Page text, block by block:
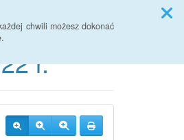
chwili możesz dokonać
r.